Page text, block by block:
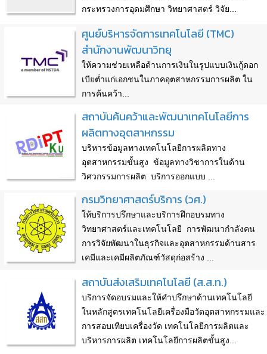
กระทรวงการอุดมศึกษา วิทยาศาสตร์ วิจัย...
ศูนย์บริหารจัดการเทคโนโลยี (TMC)
สำนักงานพัฒนาวิทยุ
ให้ความช่วยเหลือด้านการเงินในรูปแบบเงินกู้ดอก
เบียต่ำแก่เอกชนในภาคอุตสาหกรรมการผลิต ใน
การค้นคว้า...
สถาบันค้นคว้าและพัฒนาเทคโนโลยีการ
ผลิตทางอุตสาหกรรม
บริหารข้อมูลทางเทคโนโลยีการผลิตทาง
อุตสาหกรรมขั้นสูง ข้อมูลทางวิชาการในด้าน
วิศวกรรมการผลิต บริการออกแบบ ...
กรมวิทยาศาสตร์บริการ (วศ.)
ให้บริการปรึกษาและบริการฝึกอบรมทาง
วิทยาศาสตร์และเทคโนโลยี การพัฒนากำลังคน
การวิจัยพัฒนาในธุรกิจและอุตสาหกรรมด้านสาร
เคมีและเคมีผลิตภัณฑ์วัสดุก่อสร้าง ...
สถาบันส่งเสริมเทคโนโลยี (ส.ส.ท.)
บริการจัดอบรมและให้คำปรึกษาด้านเทคโนโลยี
ในหลักสูตรเทคโนโลยีเครื่องมือวัดอุตสาหกรรมและ
การสอบเทียบเครื่องวัด เทคโนโลยีการผลิตและ
บริหารการผลิต เทคโนโลยีการผลิตขั้นสูง...